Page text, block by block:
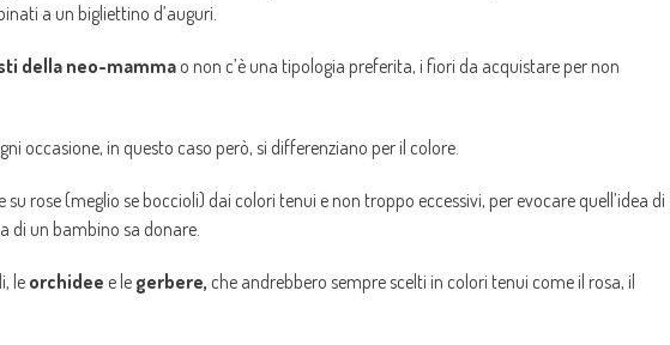
a un bigliettino d’auguri.
della neo-mammao non c’è una tipologia preferita, i fiori da acquistare per non
occasione, in questo caso però, si differenziano per il colore.
rose (meglio se boccioli) dai colori tenui e non troppo eccessivi, per evocare quell’idea di
di un bambino sa donare.
leorchidee e le gerbere, che andrebbero sempre scelti in colori tenui come il rosa, il